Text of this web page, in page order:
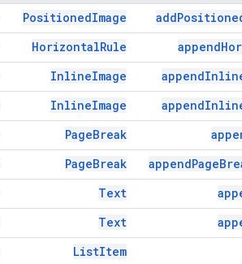
add
PositionedImage
append
HorizontalRule
append
InlineImage
append
InlineImage
PageBreak
appendPage
PageBreak
Text
Text
ListItem